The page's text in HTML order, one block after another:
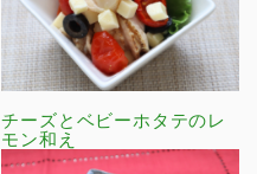
チーズとベビーホタテのレ
モン和え